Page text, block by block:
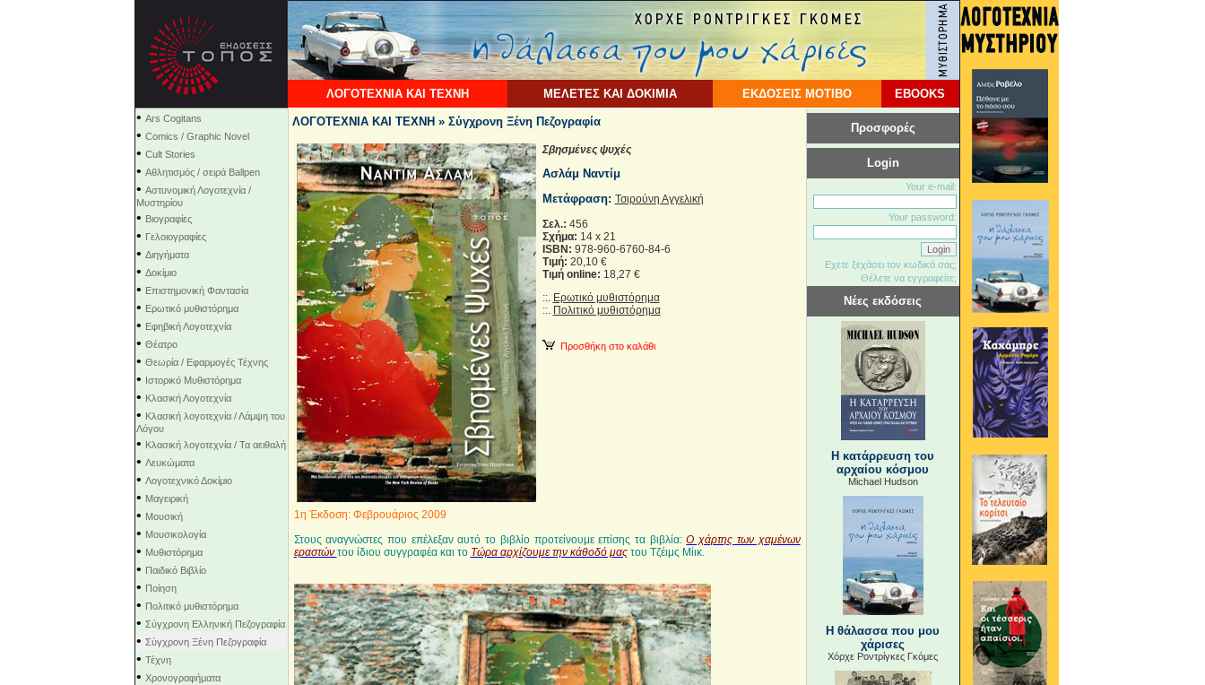
ΛΟΓΟΤΕΧΝΙΑ ΚΑΙ ΤΕΧΝΗ ΜΕΛΕΤΕΣ ΚΑΙ ΔΟΚΙΜΙΑ ΕΚΔΟΣΕΙΣ ΜΟΤΙΒΟ EBOOKS
• Ars Cogitans
• Comics / Graphic Novel
• Cult Stories
• Αθλητισμός / σειρά Ballpen
• Αστυνομική Λογοτεχνία /
Μυστηρίου
• Βιογραφίες
• Γελοιογραφίες
• Διηγήματα
• Δοκίμιο
• Επιστημονική Φαντασία
• Ερωτικό μυθιστόρημα
• Εφηβική Λογοτεχνία
• Θέατρο
• Θεωρία / Εφαρμογές Τέχνης
• Ιστορικό Μυθιστόρημα
• Κλασική Λογοτεχνία
• Κλασική λογοτεχνία / Λάμψη του
Λόγου
• Κλασική λογοτεχνία / Τα αειθαλή
• Λευκώματα
• Λογοτεχνικό Δοκίμιο
• Μαγειρική
• Μουσική
• Μουσικολογία
• Μυθιστόρημα
• Παιδικό Βιβλίο
• Ποίηση
• Πολιτικό μυθιστόρημα
• Σύγχρονη Ελληνική Πεζογραφία
• Σύγχρονη Ξένη Πεζογραφία
• Τέχνη
• Χρονογραφήματα
ΛΟΓΟΤΕΧΝΙΑ ΚΑΙ ΤΕΧΝΗ » Σύγχρονη Ξένη Πεζογραφία
Σβησμένες ψυχές
Ασλάμ Ναντίμ
Μετάφραση: Τσιρούνη Αγγελική
Σελ.: 456
Σχήμα: 14 x 21
ISBN: 978-960-6760-84-6
Τιμή: 20,10 €
Τιμή online: 18,27 €
::. Ερωτικό μυθιστόρημα
::. Πολιτικό μυθιστόρημα
Προσθήκη στο καλάθι
1η Έκδοση: Φεβρουάριος 2009
Στους αναγνώστες που επέλεξαν αυτό το βιβλίο προτείνουμε επίσης τα βιβλία:Ο χάρτης των χαμένων
εραστών του ίδιου συγγραφέα και το Τώρα αρχίζουμε την κάθοδό μας του Τζέιμς Μίικ.
Προσφορές
Login
Your e-mail:
Your password:
Εχετε ξεχάσει τον κωδικό σας;
Θέλετε να εγγραφείτε;
Νέες εκδόσεις
Η κατάρρευση του
αρχαίου κόσμου
Michael Hudson
Η θάλασσα που μου
χάρισες
Χόρχε Ροντρίγκες Γκόμες